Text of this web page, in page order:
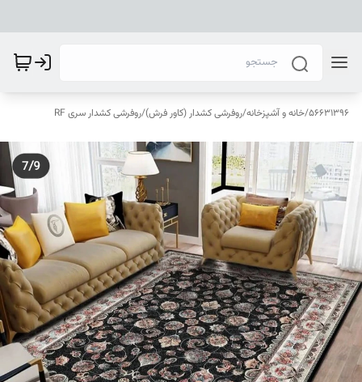
56631396
/خانه و آشپزخانه/روفرشی کشدار (کاور فرش)/روفرشی کشدار سری RF